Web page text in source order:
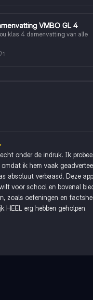
VMBO GL 4
klas 4 damenvatting van alle
1
onder de indruk. Ik
ik hem vaak
absoluut verbaasd. Deze
voor school en bovenal
zoals oefeningen en
HEEL erg hebben geholpen.